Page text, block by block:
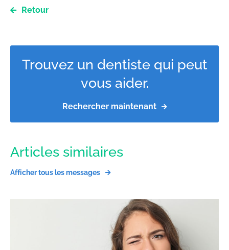
Retour
Trouvez un dentiste qui peut
vous aider.
Rechercher maintenant
Articles similaires
Afficher tous les messages